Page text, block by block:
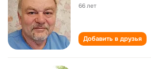
66 лет
Добавить в друзья